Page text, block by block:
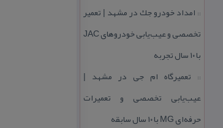
:: امداد خودرو جك در مشهد | تعمیر
تخصصی و عیب‌یابی خودروهای JAC
با ۱۰ سال تجربه
:: تعمیرگاه ام جی در مشهد |
عیب‌یابی تخصصی و تعمیرات
حرفه‌ای MG با ۱۰ سال سابقه